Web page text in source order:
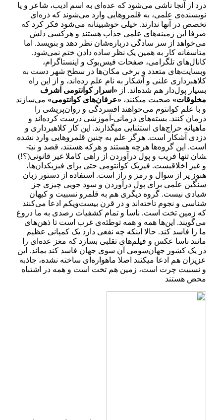
درد از آنجا ناشی می‌­شود که عده‌­ای به اسم ادیب، شاعر و یا
نویسنده‌ی علمی، به قلمروهایی وارد می‌­شوند که ذره‌­ای
تخصص در آن­ها ندارند. خیلی خوشبینانه می‌­شود فکر کرد که
صرفا این زمینه‌­های علمی جذاب هستند و هرکسی دلش
می‌­خواهد از سر سادگی درباره­‌شان نظر دهد و بنویسد. اما
متاسفانه کار به همین یک نظر ساده دادن ختم نمی‌­شود.
کانال‌­های تلگرامی، صفحات فیس‌­بوک و اینستاگرام،
وبسایت­‌های متعدد و برخی مکان­‌ها در سطح شهر دست به
کلاهبرداری علنی و آشکار به نام علم زده‌­اند، و از این راه
بسیار پول‌دار هم شده­‌اند. از «اسرار کوانتومی اشرف
مخلوقات»صحبت می­کنند،«عرفان­‌های کوانتومی»می‌­سازند
و با علم کوانتوم می‌­خواهند افسردگی و روان‌­پریشی را
درمان کنند. بسته­‌های درمانی-آموزشی درست کرده­‌اند و
ماهیانه حراج­‌های استثنایی میگذارند. این کار کلاه­برداری و
دزدی آشکار است. هرگز علم به چنین قلمروهایی وارد نشده
است. این گروه‌­ها هرچه هستند و هرکه هستند، قصد و نیت­
شان تنها فریب و پول درآوردن از راهی کاملا غیر قانونی(؟!)
و غیر اخلاقی­ست. فیزیک کوانتومی حتی برای فیزیکدان‌­ها،
هنوز پر از سوال و رمز و راز است. استفاده از دستور زبان
سنگین علمی برای پول درآوردن و سود جویی چیزی جز
شیادی نیست. گروه دیگری هم به قلمرو نسبیت و کیهان­‌
شناسی و نجوم تاخته‌اند و در قرن بیست‌و‌یکم ادعا می‌­کنند
که زمین تخت است. ناسا و تمام کشفیات رصدی به ما دروغ
می‌­گویند. این‌­ها همه و همه توطئه‌ی غرب است تا ذهن­‌های
ما را فاسد کند. حالا اینکه چه نفعی دارد یک کمپانی عظیم
مانند ناسا عکس و فیلم­‌های تقلبی بسازد که مغز عده­‌ای را
در یک کشور جهان‌سومی آن سوی جهان فاسد کند بماند. این
عزیزان هم ادعا می­کنند اصلا ماهواره‌­ای ساخته نشده، جاذبه
و نسبیت چرت است، زمین هم تخت است و همه در اشتباه
محض هستند